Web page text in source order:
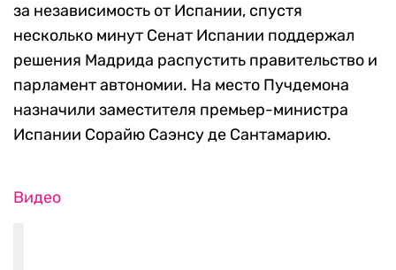
за независимость от Испании, спустя
несколько минут Сенат Испании поддержал
решения Мадрида распустить правительство и
парламент автономии. На место Пучдемона
назначили заместителя премьер-министра
Испании Сорайю Саэнсу де Сантамарию.
Видео